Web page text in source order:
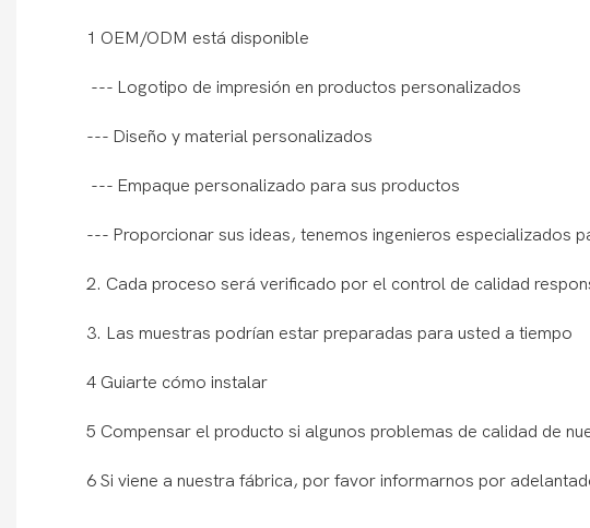
1 OEM/ODM está disponible
--- Logotipo de impresión en productos personalizados
--- Diseño y material personalizados
--- Empaque personalizado para sus productos
--- Proporcionar sus ideas, tenemos ingenieros especializados
2. Cada proceso será verificado por el control de calidad
3. Las muestras podrían estar preparadas para usted a tiempo
4 Guiarte cómo instalar
5 Compensar el producto si algunos problemas de calidad de
6 Si viene a nuestra fábrica, por favor informarnos por